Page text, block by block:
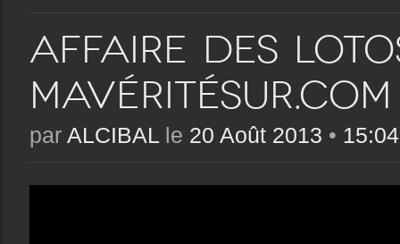
Affaire des
Mavéritésur.com
par ALCIBALle 20 Août 2013 • 15:04